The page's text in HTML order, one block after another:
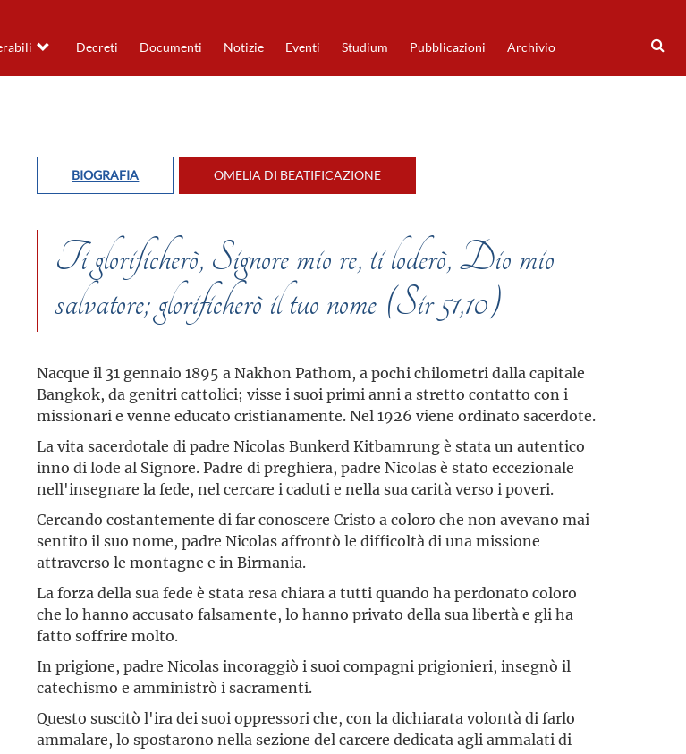
Decreti Documenti Notizie Eventi Studium Pubblicazioni Archivio
BIOGRAFIA OMELIA DI BEATIFICAZIONE
Ti glorificherò, Signore mio re, ti loderò, Dio mio
salvatore; glorificherò il tuo nome (Sir 51,10)
Nacque il 31 gennaio 1895 a Nakhon Pathom, a pochi chilometri dalla capitale
Bangkok, da genitri cattolici; visse i suoi primi anni a stretto contatto con i
missionari e venne educato cristianamente. Nel 1926 viene ordinato sacerdote.
La vita sacerdotale di padre Nicolas Bunkerd Kitbamrung è stata un autentico
inno di lode al Signore. Padre di preghiera, padre Nicolas è stato eccezionale
nell'insegnare la fede, nel cercare i caduti e nella sua carità verso i poveri.
Cercando costantemente di far conoscere Cristo a coloro che non avevano mai
sentito il suo nome, padre Nicolas affrontò le difficoltà di una missione
attraverso le montagne e in Birmania.
La forza della sua fede è stata resa chiara a tutti quando ha perdonato coloro
che lo hanno accusato falsamente, lo hanno privato della sua libertà e gli ha
fatto soffrire molto.
In prigione, padre Nicolas incoraggiò i suoi compagni prigionieri, insegnò il
catechismo e amministrò i sacramenti.
Questo suscitò l'ira dei suoi oppressori che, con la dichiarata volontà di farlo
ammalare, lo spostarono nella sezione del carcere dedicata agli ammalati di